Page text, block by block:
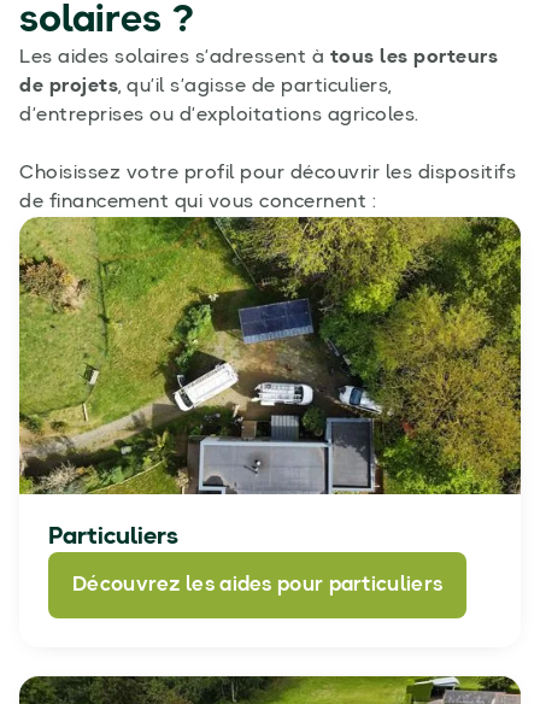
solaires ?
Les aides solaires s’adressent à tous les porteurs
de projets, qu’il s’agisse de particuliers,
d’entreprises ou d’exploitations agricoles.
Choisissez votre profil pour découvrir les dispositifs
de financement qui vous concernent :
Particuliers
Découvrez les aides pour particuliers